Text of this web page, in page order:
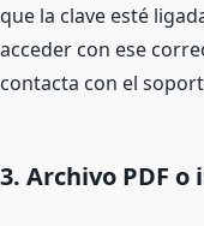
que la clave esté
acceder con ese
contacta con el
3. Archivo PDF